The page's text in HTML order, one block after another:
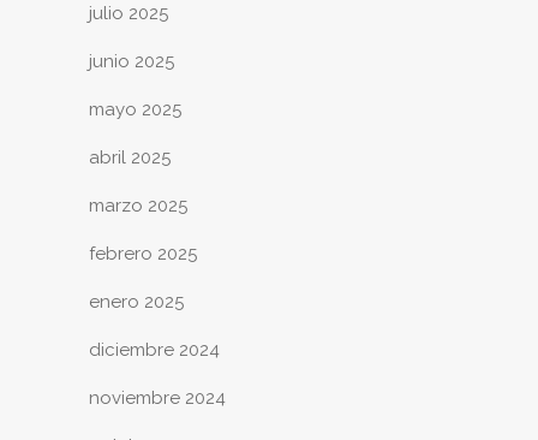
julio 2025
junio 2025
mayo 2025
abril 2025
marzo 2025
febrero 2025
enero 2025
diciembre 2024
noviembre 2024